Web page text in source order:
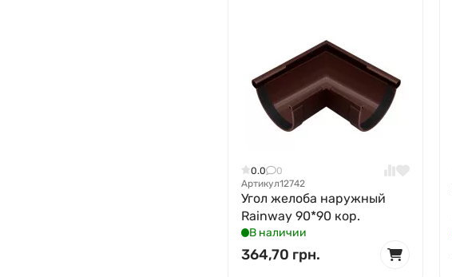
0.0
0
Артикул12742
Угол желоба наружный
Rainway 90*90 кор.
В наличии
364,70 грн.